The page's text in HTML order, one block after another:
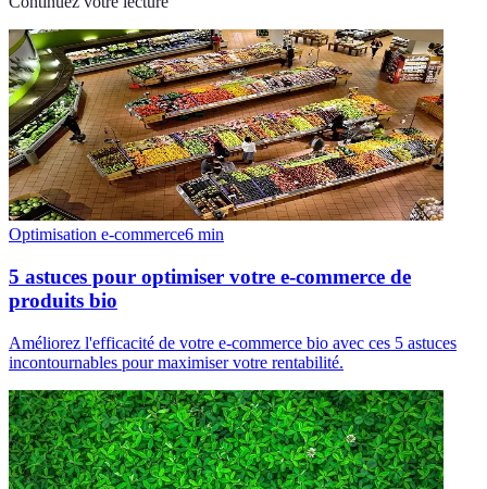
Optimisation e-commerce6 min
5 astuces pour optimiser votre e-commerce de
produits bio
Améliorez l'efficacité de votre e-commerce bio avec ces 5 astuces
incontournables pour maximiser votre rentabilité.